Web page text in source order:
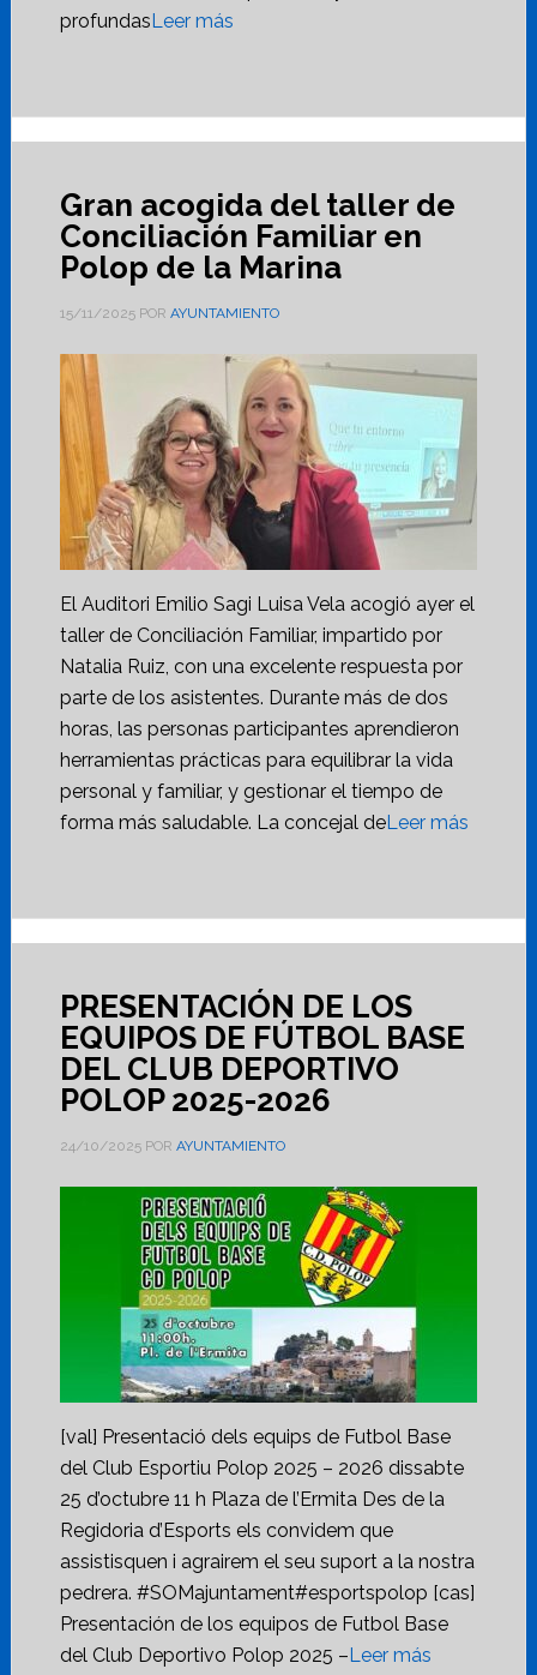
profundasLeer más
Gran acogida del taller de
Conciliación Familiar en
Polop de la Marina
15/11/2025POR AYUNTAMIENTO
El Auditori Emilio Sagi Luisa Vela acogió ayer el
taller de Conciliación Familiar, impartido por
Natalia Ruiz, con una excelente respuesta por
parte de los asistentes. Durante más de dos
horas, las personas participantes aprendieron
herramientas prácticas para equilibrar la vida
personal y familiar, y gestionar el tiempo de
forma más saludable. La concejal deLeer más
PRESENTACIÓN DE LOS
EQUIPOS DE FÚTBOL BASE
DEL CLUB DEPORTIVO
POLOP 2025-2026
24/10/2025POR AYUNTAMIENTO
[val] Presentació dels equips de Futbol Base
del Club Esportiu Polop 2025 – 2026 dissabte
25 d’octubre 11 h Plaza de l’Ermita Des de la
Regidoria d’Esports els convidem que
assistisquen i agrairem el seu suport a la nostra
pedrera. #SOMajuntament#esportspolop [cas]
Presentación de los equipos de Futbol Base
del Club Deportivo Polop 2025 –Leer más